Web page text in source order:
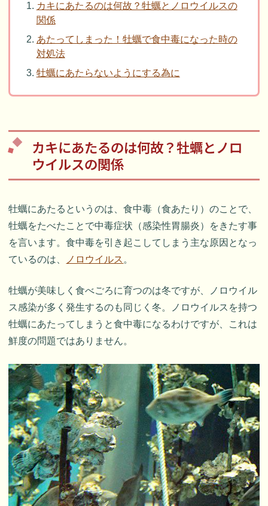
カキにあたるのは何故？牡蠣とノロウイルスの
関係
あたってしまった！牡蠣で食中毒になった時の
対処法
牡蠣にあたらないようにする為に
カキにあたるのは何故？牡蠣とノロ
ウイルスの関係
牡蠣にあたるというのは、食中毒（食あたり）のことで、
牡蠣をたべたことで中毒症状（感染性胃腸炎）をきたす事
を言います。食中毒を引き起こしてしまう主な原因となっ
ているのは、
ノロウイルス 。
牡蠣が美味しく食べごろに育つのは冬ですが、ノロウイル
ス感染が多く発生するのも同じく冬。ノロウイルスを持つ
牡蠣にあたってしまうと食中毒になるわけですが、これは
鮮度の問題ではありません。